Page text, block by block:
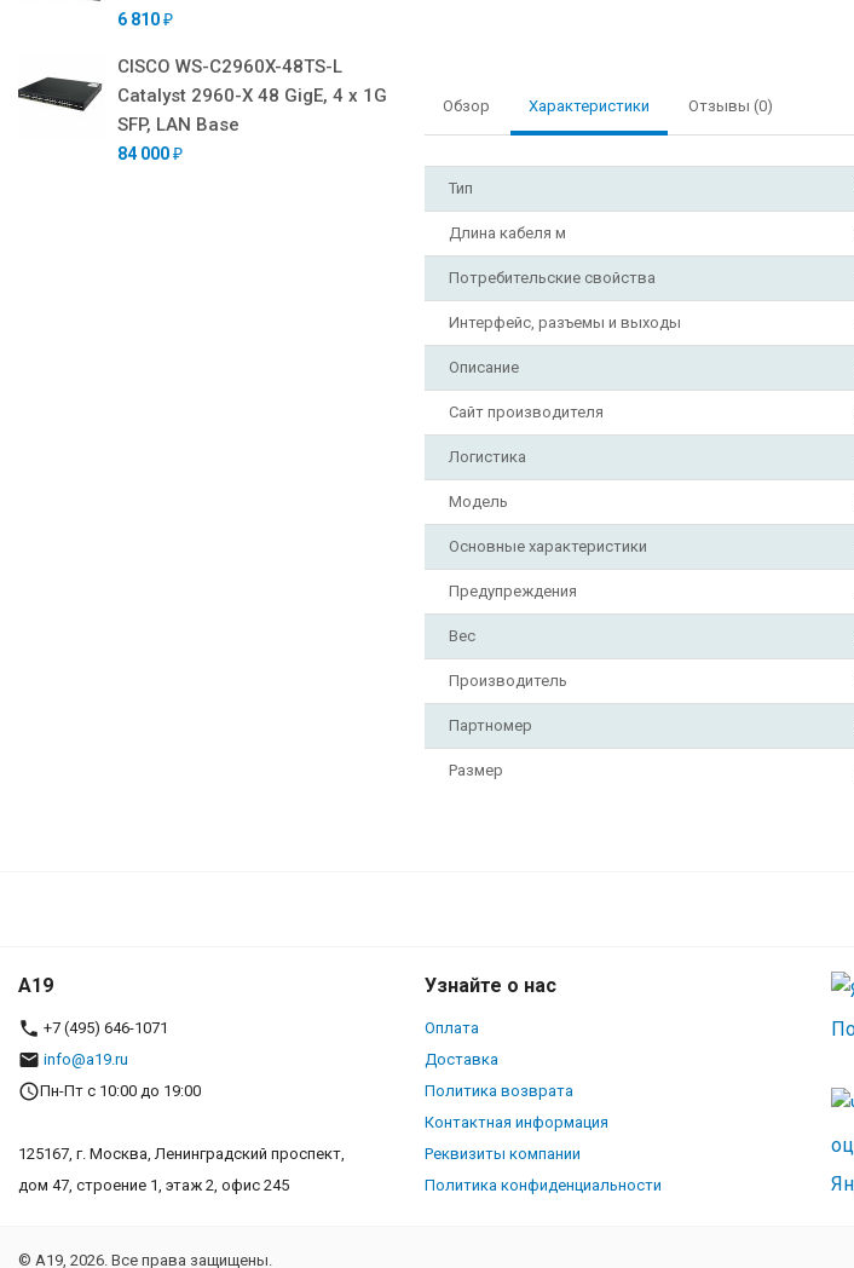
6 810 ₽
CISCO WS-C2960X-48TS-L
Catalyst 2960-X 48 GigE, 4 x 1G
SFP, LAN Base
84 000 ₽
Обзор Характеристики Отзывы (0)
Тип
Длина кабеля м
Потребительские свойства
Интерфейс, разъемы и выходы
Описание
Сайт производителя
Логистика
Модель
Основные характеристики
Предупреждения
Вес
Производитель
Партномер
Размер
A19
+7 (495) 646-1071
info@a19.ru
Пн-Пт с 10:00 до 19:00
125167, г. Москва, Ленинградский проспект,
дом 47, строение 1, этаж 2, офис 245
Узнайте о нас
Оплата
Доставка
Политика возврата
Контактная информация
Реквизиты компании
Политика конфиденциальности
© A19, 2026. Все права защищены.